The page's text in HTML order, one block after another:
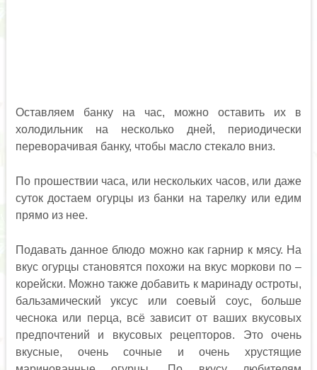
Оставляем банку на час, можно оставить их в
холодильник на несколько дней, периодически
переворачивая банку, чтобы масло стекало вниз.
По прошествии часа, или нескольких часов, или даже
суток достаем огурцы из банки на тарелку или едим
прямо из нее.
Подавать данное блюдо можно как гарнир к мясу. На
вкус огурцы становятся похожи на вкус моркови по –
корейски. Можно также добавить к маринаду остроты,
бальзамический уксус или соевый соус, больше
чеснока или перца, всё зависит от ваших вкусовых
предпочтений и вкусовых рецепторов. Это очень
вкусные, очень сочные и очень хрустящие